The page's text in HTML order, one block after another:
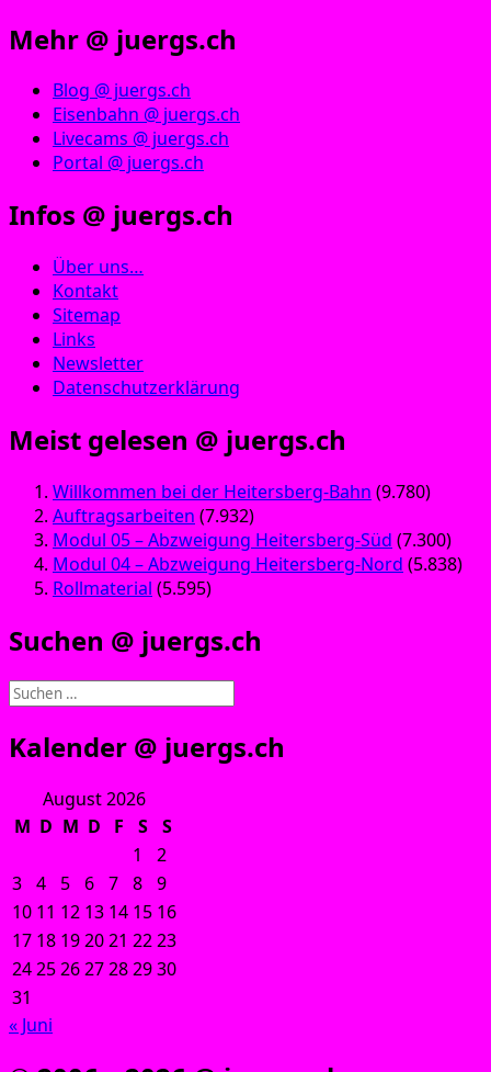
Mehr @ juergs.ch
Blog @ juergs.ch
Eisenbahn @ juergs.ch
Livecams @ juergs.ch
Portal @ juergs.ch
Infos @ juergs.ch
Über uns…
Kontakt
Sitemap
Links
Newsletter
Datenschutzerklärung
Meist gelesen @ juergs.ch
Willkommen bei der Heitersberg-Bahn (9.780)
Auftragsarbeiten (7.932)
Modul 05 – Abzweigung Heitersberg-Süd (7.300)
Modul 04 – Abzweigung Heitersberg-Nord (5.838)
Rollmaterial (5.595)
Suchen @ juergs.ch
Suchen
Kalender @ juergs.ch
August 2026
M D M D F S
S
1
2
3 4 5 6 7 8 9
10 11 12 13 14 15 16
17 18 192021 2223
24252627282930
31
« Juni